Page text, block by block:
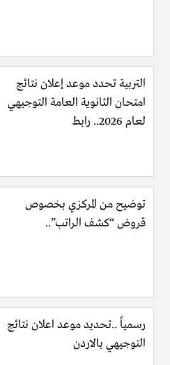
أردني.
التربية تحدد موعد إعلان نتائج
امتحان الثانوية العامة التوجيهي
لعام 2026.. رابط
توضيح من المركزي بخصوص
قروض “كشف الراتب”..
رسمياً ..تحديد موعد اعلان نتائج
التوجيهي بالاردن